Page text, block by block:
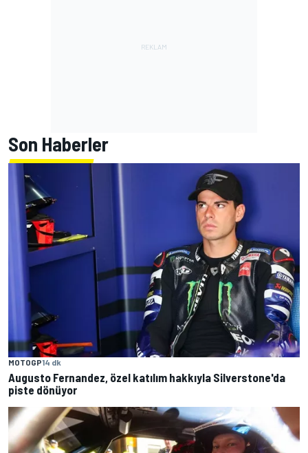
Son Haberler
MOTOGP14 dk
Augusto Fernandez, özel katılım hakkıyla Silverstone'da
piste dönüyor